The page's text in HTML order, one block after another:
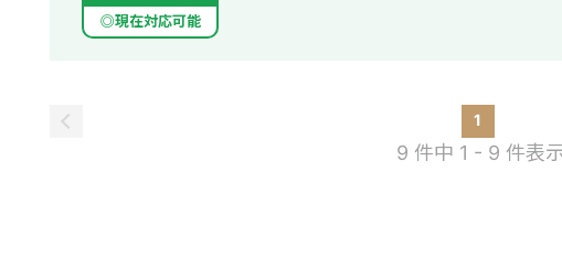
◎現在対応可能
1
9 件中 1 - 9 件表